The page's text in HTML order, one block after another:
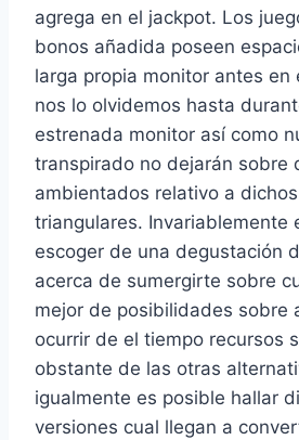
agrega en el jackpot. Los
bonos añadida poseen
larga propia monitor antes en
nos lo olvidemos hasta
estrenada monitor así­ como
transpirado no dejarán sobre
ambientados relativo a
triangulares. Invariablemente
escoger de una degustación
acerca de sumergirte sobre
mejor de posibilidades sobre
ocurrir de el tiempo recursos
obstante de las otras
igualmente es posible hallar
versiones cual llegan a